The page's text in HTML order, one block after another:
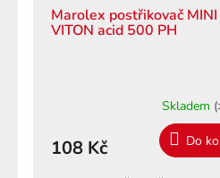
Marolex postřikovač MINI
VITON acid 500 PH
Skladem
108 Kč Do